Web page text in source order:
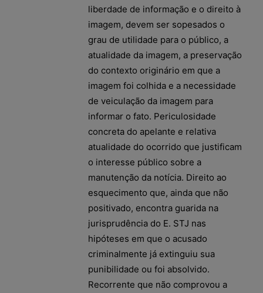
liberdade de informação e o direito à
imagem, devem ser sopesados o
grau de utilidade para o público, a
atualidade da imagem, a preservação
do contexto originário em que a
imagem foi colhida e a necessidade
de veiculação da imagem para
informar o fato. Periculosidade
concreta do apelante e relativa
atualidade do ocorrido que justificam
o interesse público sobre a
manutenção da notícia. Direito ao
esquecimento que, ainda que não
positivado, encontra guarida na
jurisprudência do E. STJ nas
hipóteses em que o acusado
criminalmente já extinguiu sua
punibilidade ou foi absolvido.
Recorrente que não comprovou a